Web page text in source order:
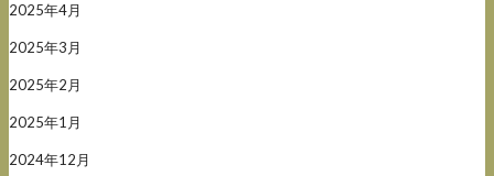
2025年4月
2025年3月
2025年2月
2025年1月
2024年12月